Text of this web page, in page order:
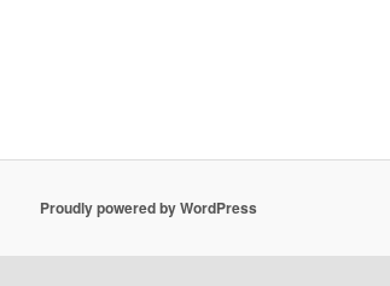
Proudly powered by WordPress